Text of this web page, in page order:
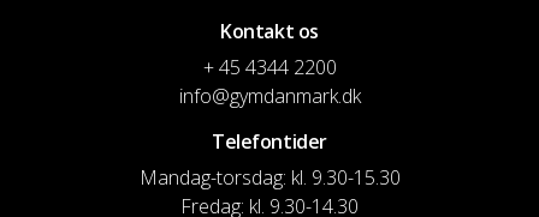
Kontakt os
+ 45 4344 2200
info@gymdanmark.dk
Telefontider
Mandag-torsdag: kl. 9.30-15.30
Fredag: kl. 9.30-14.30